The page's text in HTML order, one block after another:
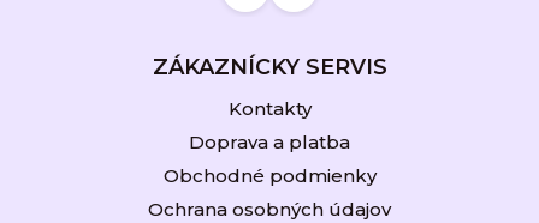
ZÁKAZNÍCKY SERVIS
Kontakty
Doprava a platba
Obchodné podmienky
Ochrana osobných údajov